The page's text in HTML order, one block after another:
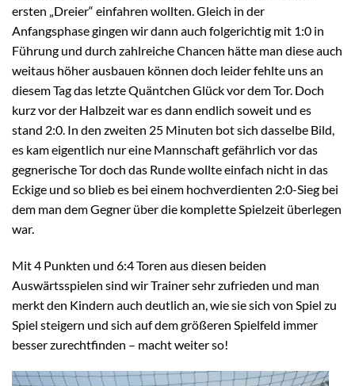
ersten „Dreier“ einfahren wollten. Gleich in der
Anfangsphase gingen wir dann auch folgerichtig mit 1:0 in
Führung und durch zahlreiche Chancen hätte man diese auch
weitaus höher ausbauen können doch leider fehlte uns an
diesem Tag das letzte Quäntchen Glück vor dem Tor. Doch
kurz vor der Halbzeit war es dann endlich soweit und es
stand 2:0. In den zweiten 25 Minuten bot sich dasselbe Bild,
es kam eigentlich nur eine Mannschaft gefährlich vor das
gegnerische Tor doch das Runde wollte einfach nicht in das
Eckige und so blieb es bei einem hochverdienten 2:0-Sieg bei
dem man dem Gegner über die komplette Spielzeit überlegen
war.
Mit 4 Punkten und 6:4 Toren aus diesen beiden
Auswärtsspielen sind wir Trainer sehr zufrieden und man
merkt den Kindern auch deutlich an, wie sie sich von Spiel zu
Spiel steigern und sich auf dem größeren Spielfeld immer
besser zurechtfinden – macht weiter so!